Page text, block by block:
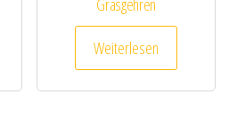
Grasgehren
Weiterlesen